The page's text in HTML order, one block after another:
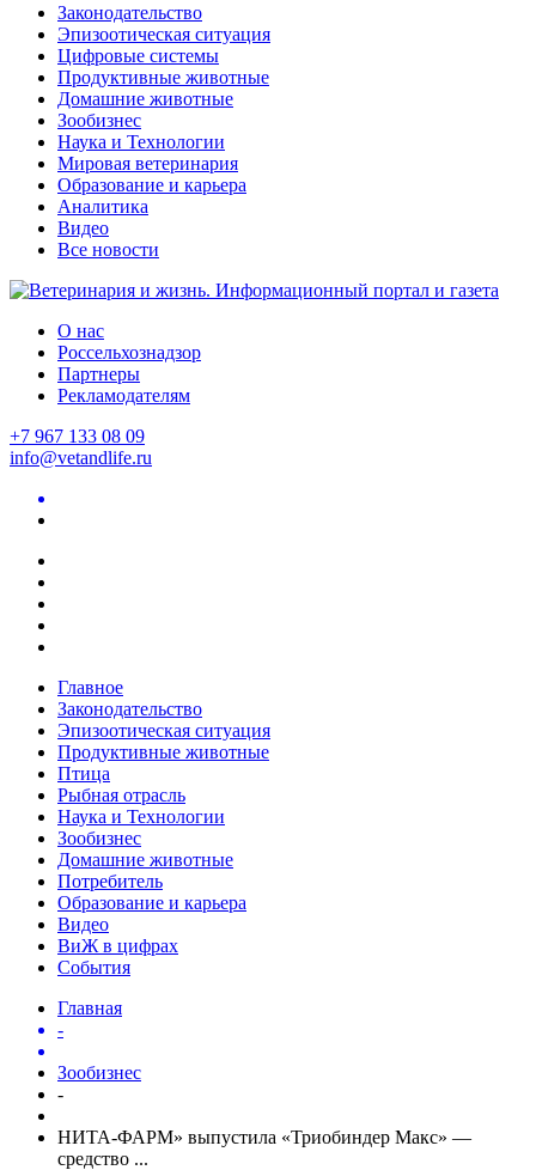
Законодательство
Эпизоотическая ситуация
Цифровые системы
Продуктивные животные
Домашние животные
Зообизнес
Наука и Технологии
Мировая ветеринария
Образование и карьера
Аналитика
Видео
Все новости
О нас
Россельхознадзор
Партнеры
Рекламодателям
+7 967 133 08 09
info@vetandlife.ru
Главное
Законодательство
Эпизоотическая ситуация
Продуктивные животные
Птица
Рыбная отрасль
Наука и Технологии
Зообизнес
Домашние животные
Потребитель
Образование и карьера
Видео
ВиЖ в цифрах
События
Главная
-
Зообизнес
-
НИТА-ФАРМ» выпустила «Триобиндер Макс» —
средство ...